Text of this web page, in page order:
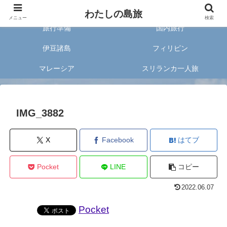
旅好きな20代女子が案内する旅のあれこれ✈︎
旅行準備 国内旅行
伊豆諸島 フィリピン
マレーシア スリランカ一人旅
IMG_3882
X Facebook はてブ
Pocket LINE コピー
2022.06.07
Pocket
メニュー わたしの島旅 検索